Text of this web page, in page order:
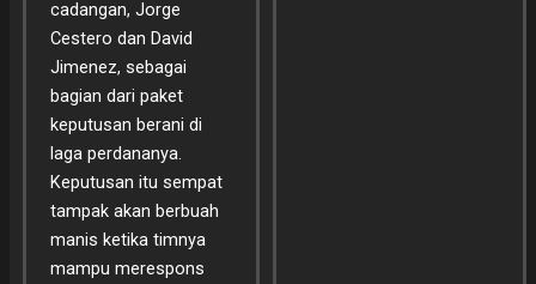
cadangan, Jorge
Cestero dan David
Jimenez, sebagai
bagian dari paket
keputusan berani di
laga perdananya.
Keputusan itu sempat
tampak akan berbuah
manis ketika timnya
mampu merespons